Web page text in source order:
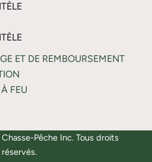
ET DE REMBOURSEMENT
FEU
Pêche Inc. Tous droits
réservés.